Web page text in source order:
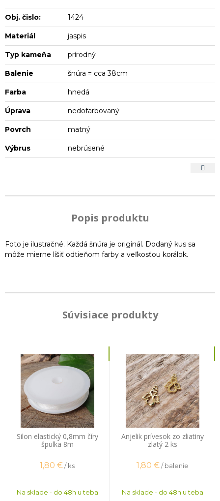
Obj. čislo: 1424
Materiál jaspis
Typ kameňa prírodný
Balenie šnúra = cca 38cm
Farba hnedá
Úprava nedofarbovaný
Povrch matný
Výbrus nebrúsené
Popis produktu
Foto je ilustračné. Každá šnúra je originál. Dodaný kus sa
môže mierne líšiť odtieňom farby a veľkosťou korálok.
Súvisiace produkty
Silon elastický 0,8mm číry
špulka 8m
1,80 €/ ks
Na sklade - do 48h u teba
Anjelik prívesok zo zliatiny
zlatý 2 ks
1,80 €/ balenie
Na sklade - do 48h u teba